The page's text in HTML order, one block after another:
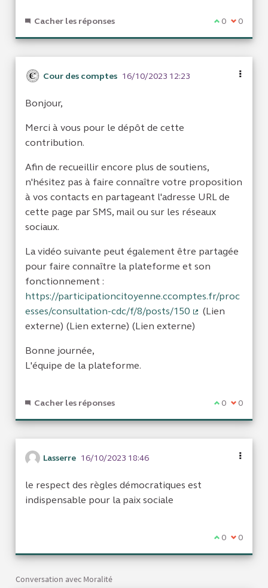
Cacher les réponses Je suis
0 Je ne
0
Cour des comptes 16/10/2023 12:23
Bonjour,
Merci à vous pour le dépôt de cette
contribution.
Afin de recueillir encore plus de soutiens,
n'hésitez pas à faire connaître votre proposition
à vos contacts en partageant l'adresse URL de
cette page par SMS, mail ou sur les réseaux
sociaux.
La vidéo suivante peut également être partagée
pour faire connaître la plateforme et son
fonctionnement :
https://participationcitoyenne.ccomptes.fr/proc
esses/consultation-cdc/f/8/posts/150
(Lien externe)
(Lien
externe) (Lien externe) (Lien externe)
Bonne journée,
L'équipe de la plateforme.
Cacher les réponses Je suis
0 Je ne
0
Lasserre 16/10/2023 18:46
le respect des règles démocratiques est
indispensable pour la paix sociale
Je suis
0 Je ne
0
Conversation avec Moralité